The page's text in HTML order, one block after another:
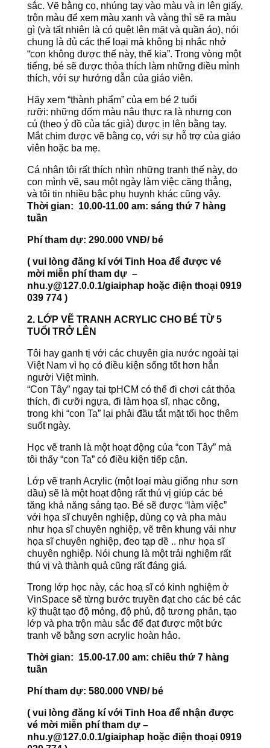
sắc. Vẽ bằng cọ, nhúng tay vào màu và ịn lên giấy,
trộn màu để xem màu xanh và vàng thì sẽ ra màu
gì (và tất nhiên là có quệt lên mặt và quần áo), nói
chung là đủ các thể loại mà không bị nhắc nhở
“con không được thế này, thế kia”. Trong vòng một
tiếng, bé sẽ được thỏa thích làm những điều mình
thích, với sự hướng dẫn của giáo viên.
Hãy xem “thành phẩm” của em bé 2 tuổi
rưỡi: những đốm màu nâu thực ra là nhưng con
cú (theo ý đồ của tác giả) được ịn lên bằng tay.
Mắt chim được vẽ bằng cọ, với sự hỗ trợ của giáo
viên hoặc ba mẹ.
Cá nhân tôi rất thích nhìn những tranh thế này, do
con mình vẽ, sau một ngày làm việc căng thẳng,
và tôi tin nhiều bậc phụ huynh khác cũng vậy.
Thời gian: 10.00-11.00 am: sáng thứ 7 hàng
tuần
Phí tham dự: 290.000 VNĐ/ bé
( vui lòng đăng kí với Tinh Hoa để được vé
mời miễn phí tham dự –
nhu.y@127.0.0.1/giaiphap hoặc điện thoại 0919
039 774 )
2. LỚP VẼ TRANH ACRYLIC CHO BÉ TỪ 5
TUỔI TRỞ LÊN
Tôi hay ganh tị với các chuyên gia nước ngoài tại
Việt Nam vì họ có điều kiện sống tốt hơn hẳn
người Việt mình.
“Con Tây” ngay tại tpHCM có thể đi chơi cát thỏa
thích, đi cưỡi ngựa, đi làm họa sĩ, nhạc công,
trong khi “con Ta” lại phải đầu tắt mặt tối học thêm
suốt ngày.
Học vẽ tranh là một hoạt động của “con Tây” mà
tôi thấy “con Ta” có điều kiện tiếp cận.
Lớp vẽ tranh Acrylic (một loại màu giống như sơn
dầu) sẽ là một hoạt động rất thú vị giúp các bé
tăng khả năng sáng tạo. Bé sẽ được “làm việc”
với họa sĩ chuyên nghiệp, dùng cọ và pha màu
như họa sĩ chuyên nghiệp, vẽ trên khung vải như
họa sĩ chuyên nghiệp, đeo tạp dề .. như họa sĩ
chuyên nghiệp. Nói chung là một trải nghiệm rất
thú vị và thành quả cũng rất đáng giá.
Trong lớp học này, các hoạ sĩ có kinh nghiệm ở
VinSpace sẽ từng bước truyền đạt cho các bé các
kỹ thuật tạo độ mỏng, độ phủ, độ tương phản, tạo
lớp và pha trộn màu sắc để đạt được một bức
tranh vẽ bằng sơn acrylic hoàn hảo.
Thời gian: 15.00-17.00 am: chiều thứ 7 hàng
tuần
Phí tham dự: 580.000 VNĐ/ bé
( vui lòng đăng kí với Tinh Hoa để nhận được
vé mời miễn phí tham dự –
nhu.y@127.0.0.1/giaiphap hoặc điện thoại 0919